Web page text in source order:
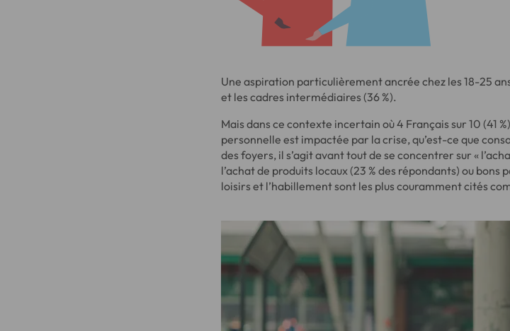
Une aspiration particulièrement ancrée chez les 18-25
et les cadres intermédiaires (36 %).
Mais dans ce contexte incertain où 4 Français sur 10 (41
personnelle est impactée par la crise, qu’est-ce que
des foyers, il s’agit avant tout de se concentrer sur «
l’achat de produits locaux (23 % des répondants) ou bons
loisirs et l’habillement sont les plus couramment cités